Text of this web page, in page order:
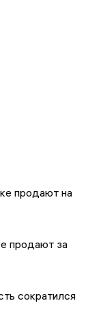
продают на
продают за
сократился